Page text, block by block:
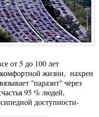
от 5 до 100 лет
жизни, нахрен
"паразит" через
95 % людей,
доступности-